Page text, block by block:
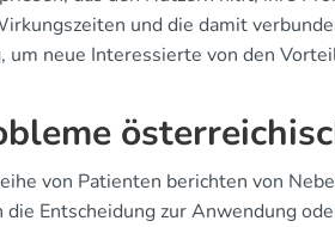
und die damit
neue Interessierte von den
von Patienten berichten von
Entscheidung zur Anwendung